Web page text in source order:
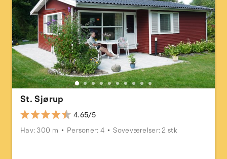
St. Sjørup
4.65/5
Hav: 300 m
Personer: 4 Soveværelser: 2 stk